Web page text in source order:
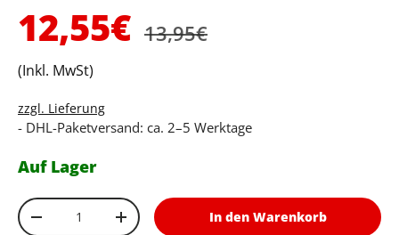
Verkaufspreis
12,55€ 13,95€
(Inkl. MwSt)
zzgl. Lieferung
- DHL-Paketversand: ca. 2–5 Werktage
Auf Lager
Anzahl
Menge verringernMenge erhöhenIn den Warenkorb